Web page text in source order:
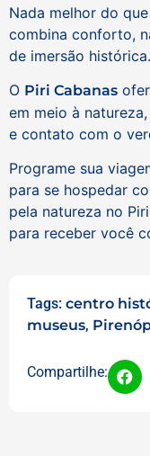
Nada melhor do
combina conforto,
de imersão histórica.
O Piri Cabanas
em meio à
e contato com o
Programe sua
para se hospedar
pela natureza no
para receber você
Tags: centro
museus,
Compartilhe: